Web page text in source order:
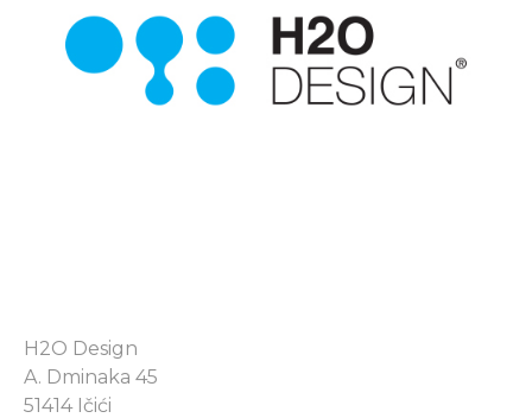
H2O Design
A. Dminaka 45
51414 Ičići